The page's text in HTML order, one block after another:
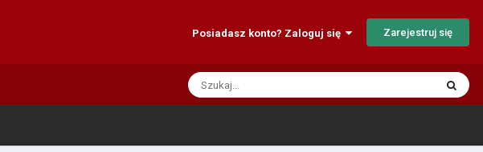
Posiadasz konto? Zaloguj się Zarejestruj się